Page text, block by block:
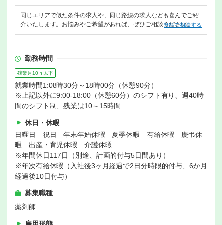
同じエリアで似た条件の求人や、同じ路線の求人なども喜んでご紹
介いたします。お悩みやご希望があれば、ぜひご相談ください。
無料で相談する
勤務時間
残業月10ｈ以下
就業時間1:08時30分～18時00分（休憩90分）
※上記以外に9:00-18:00（休憩60分）のシフト有り、週40時
間のシフト制、残業は10～15時間
休日・休暇
日曜日 祝日 年末年始休暇 夏季休暇 有給休暇 慶弔休
暇 出産・育児休暇 介護休暇
※年間休日117日（別途、計画的付与5日間あり）
※年次有給休暇（入社後3ヶ月経過で2日分時限的付与、6か月
経過後10日付与）
募集職種
薬剤師